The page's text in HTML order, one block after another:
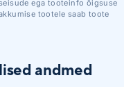
ega tooteinfo õigsuse
tootele saab toote
andmed